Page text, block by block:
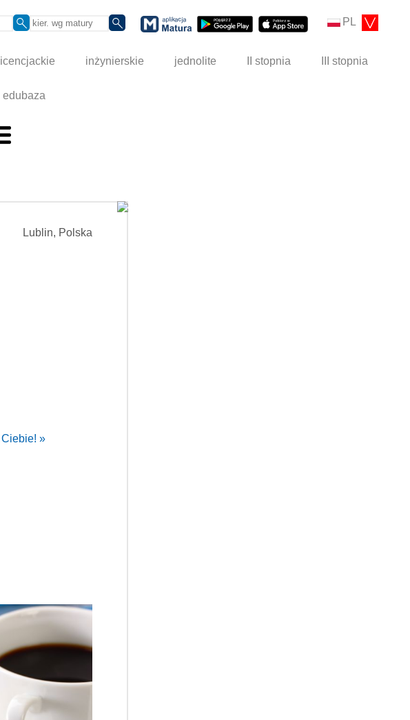
PL
licencjackie inżynierskie jednolite II stopnia III stopnia
edubaza
Lublin, Polska
»